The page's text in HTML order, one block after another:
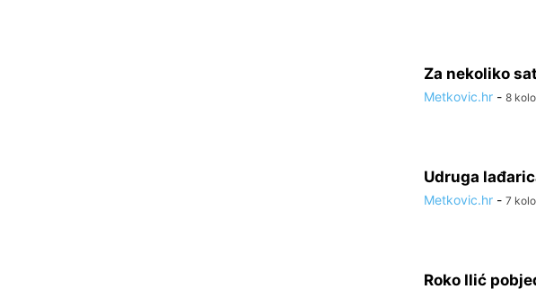
Za nekoliko
Metkovic.hr - 8
Udruga
Metkovic.hr - 7
Roko Ilić